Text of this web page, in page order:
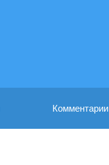
Комментарии